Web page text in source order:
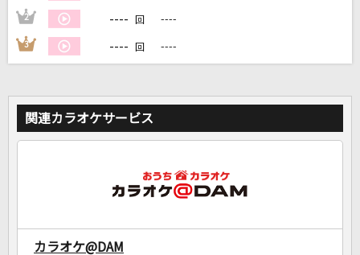
2 ---- 回 ----
3 ---- 回 ----
関連カラオケサービス
カラオケ@DAM